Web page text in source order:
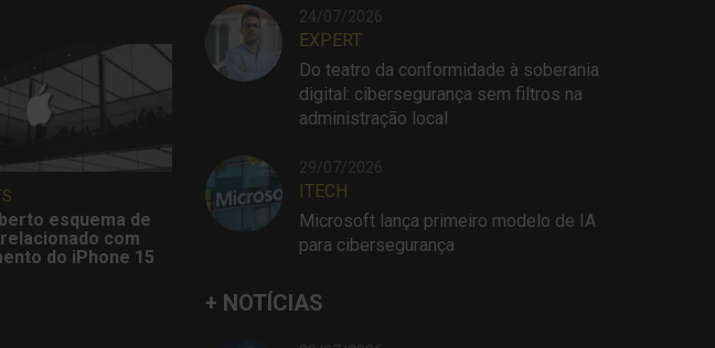
esquema de
com
do iPhone 15
24/07/2026
EXPERT
Do teatro da conformidade à soberania
digital: cibersegurança sem filtros na
administração local
29/07/2026
ITECH
Microsoft lança primeiro modelo de IA
para cibersegurança
+ NOTÍCIAS